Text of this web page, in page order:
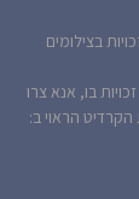
בצילומים
בו, אנא צרו
הראוי ב: